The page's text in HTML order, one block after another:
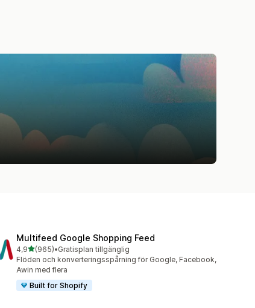
Multifeed Google Shopping Feed
4,9av 5 stjärnor
(965)
965 recensioner totalt
•Gratisplan tillgänglig
Flöden och konverteringsspårning för Google, Facebook,
Awin med flera
Built for Shopify